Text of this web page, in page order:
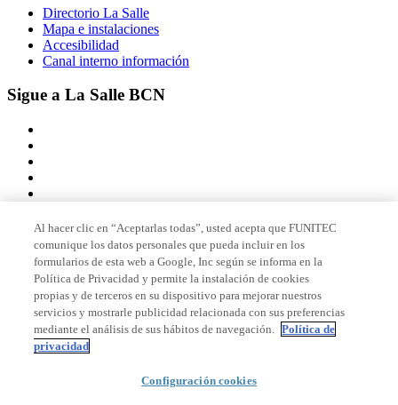
Directorio La Salle
Mapa e instalaciones
Accesibilidad
Canal interno información
Sigue a La Salle BCN
Miembro de
Acreditaciones
© 2026 La Salle Campus Barcelona - URL |
Al hacer clic en “Aceptarlas todas”, usted acepta que FUNITEC
comunique los datos personales que pueda incluir en los
formularios de esta web a Google, Inc según se informa en la
Política de Privacidad y permite la instalación de cookies
propias y de terceros en su dispositivo para mejorar nuestros
servicios y mostrarle publicidad relacionada con sus preferencias
mediante el análisis de sus hábitos de navegación. Política de
privacidad
Configuración cookies